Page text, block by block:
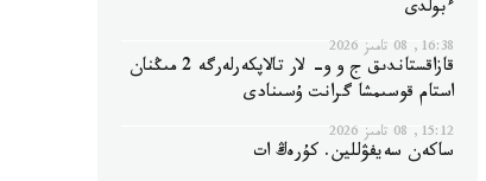
ءبولدى
16:38, 08 تامىز 2026
قازاقستاندىق ج و و- لار تالاپكەرلەرگە 2 مىڭنان
استام قوسىمشا گرانت ۇسىنادى
15:12, 08 تامىز 2026
ساكەن سەيفۋللين. كۇرەڭ ات